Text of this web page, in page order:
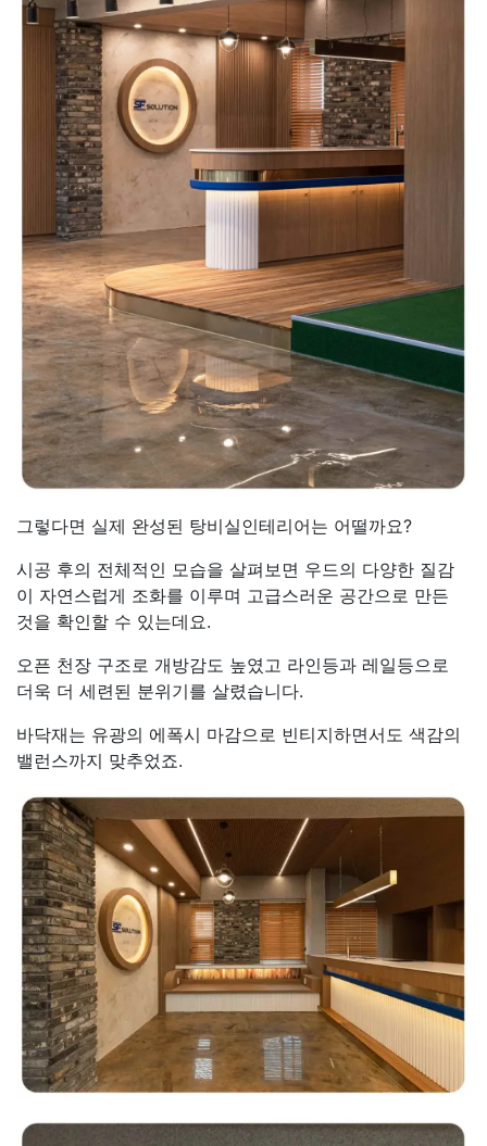
그렇다면 실제 완성된 탕비실인테리어는 어떨까요?
시공 후의 전체적인 모습을 살펴보면 우드의 다양한 질감
이 자연스럽게 조화를 이루며 고급스러운 공간으로 만든
것을 확인할 수 있는데요.
오픈 천장 구조로 개방감도 높였고 라인등과 레일등으로
더욱 더 세련된 분위기를 살렸습니다.
바닥재는 유광의 에폭시 마감으로 빈티지하면서도 색감의
밸런스까지 맞추었죠.